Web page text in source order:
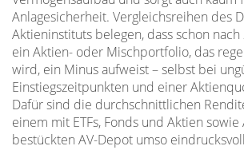
Anlagesicherheit. Vergleichsreihen des
Aktieninstituts belegen, dass schon nach
ein Aktien- oder Mischportfolio, das
wird, ein Minus aufweist – selbst bei
Einstiegszeitpunkten und einer
Dafür sind die durchschnittlichen
einem mit ETFs, Fonds und Aktien sowie
bestückten AV-Depot umso